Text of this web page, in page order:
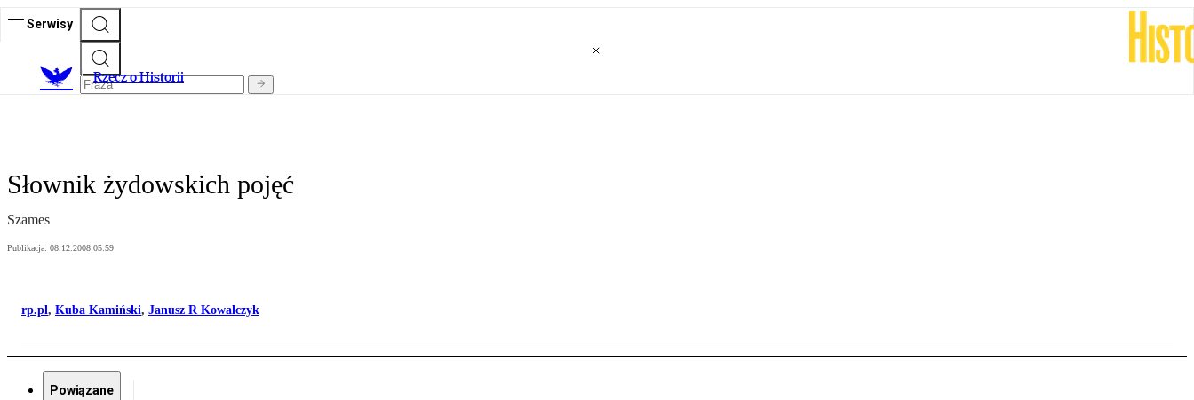
Serwisy
Rzecz o Historii
Słownik żydowskich pojęć
Szames
Publikacja: 08.12.2008 05:59
rp.pl, Kuba Kamiński, Janusz R Kowalczyk
Powiązane